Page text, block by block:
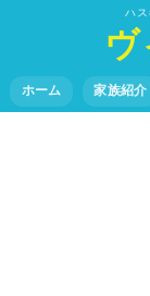
ハス
ヴ
ホーム 家族紹介